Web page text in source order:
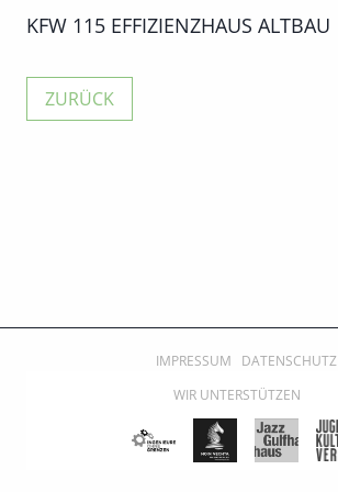
KFW 115 EFFIZIENZHAUS ALTBAU
IMPRESSUM
DATENSCHUTZ
WIR UNTERSTÜTZEN